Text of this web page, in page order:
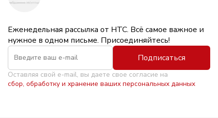
Еженедельная рассылка от НТС. Всё самое важное и
нужное в одном письме. Присоединяйтесь!
Подписаться
Оставляя свой e-mail, вы даете свое согласие на
сбор, обработку и хранение ваших персональных данных